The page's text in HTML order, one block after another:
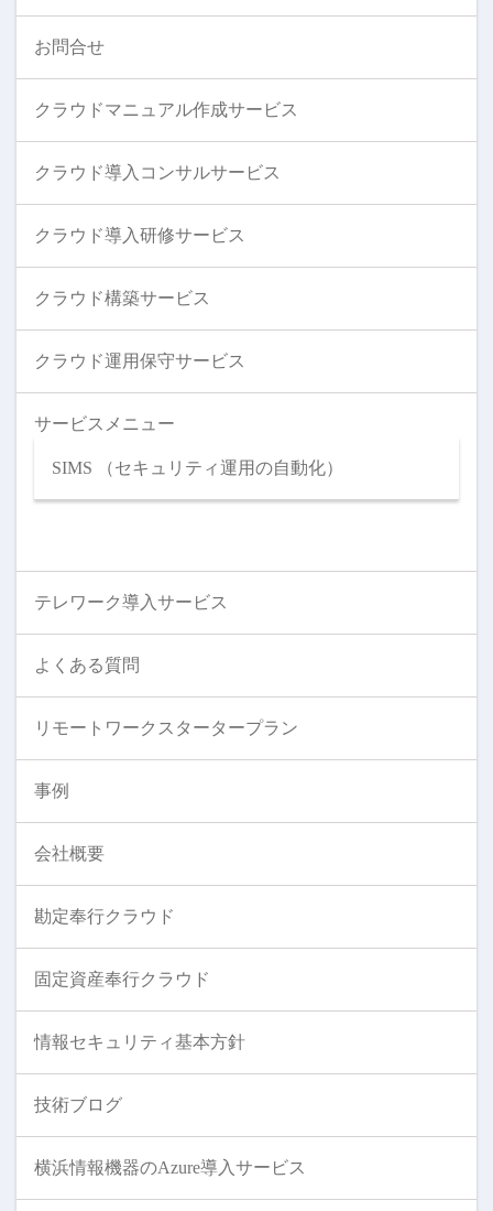
お問合せ
クラウドマニュアル作成サービス
クラウド導入コンサルサービス
クラウド導入研修サービス
クラウド構築サービス
クラウド運用保守サービス
サービスメニュー
SIMS （セキュリティ運用の自動化）
テレワーク導入サービス
よくある質問
リモートワークスタータープラン
事例
会社概要
勘定奉行クラウド
固定資産奉行クラウド
情報セキュリティ基本方針
技術ブログ
横浜情報機器のAzure導入サービス